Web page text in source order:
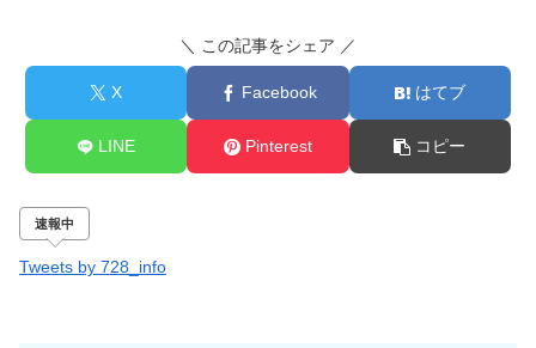
＼ この記事をシェア ／
X Facebook はてブ
LINE Pinterest コピー
速報中
Tweets by 728_info